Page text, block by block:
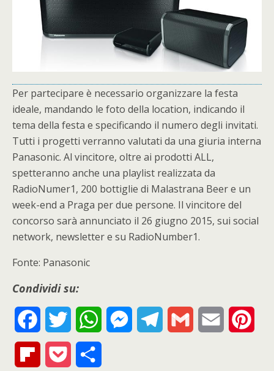
Per partecipare è necessario organizzare la festa
ideale, mandando le foto della location, indicando il
tema della festa e specificando il numero degli invitati.
Tutti i progetti verranno valutati da una giuria interna
Panasonic. Al vincitore, oltre ai prodotti ALL,
spetteranno anche una playlist realizzata da
RadioNumer1, 200 bottiglie di Malastrana Beer e un
week-end a Praga per due persone. Il vincitore del
concorso sarà annunciato il 26 giugno 2015, sui social
network, newsletter e su RadioNumber1.
Fonte: Panasonic
Condividi su:
a
w
W
M